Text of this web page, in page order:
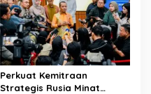
Perkuat Kemitraan
Strategis Rusia Minat